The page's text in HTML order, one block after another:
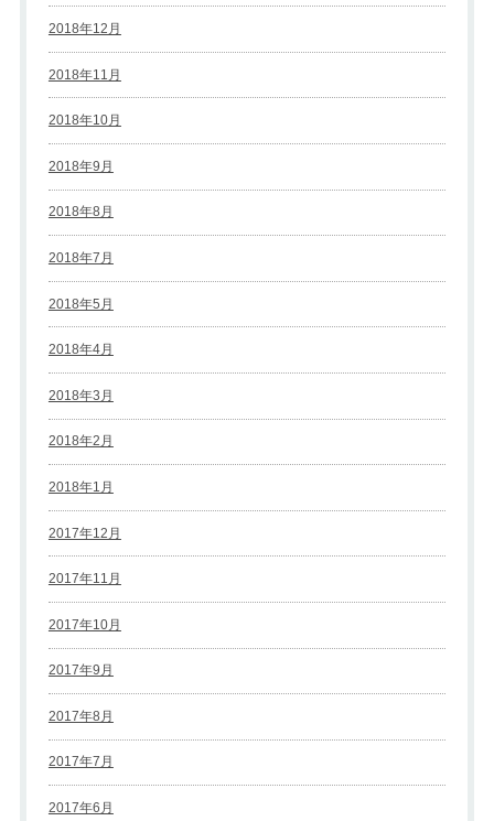
2018年12月
2018年11月
2018年10月
2018年9月
2018年8月
2018年7月
2018年5月
2018年4月
2018年3月
2018年2月
2018年1月
2017年12月
2017年11月
2017年10月
2017年9月
2017年8月
2017年7月
2017年6月